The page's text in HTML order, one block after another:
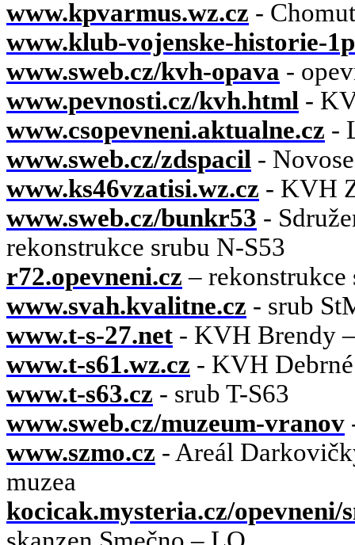
www.kpvarmus.wz.cz -
www.klub-vojenske-historie-
www.sweb.cz/kvh-opava -
www.pevnosti.cz/kvh.html -
www.csopevneni.aktualne.cz -
www.sweb.cz/zdspacil -
www.ks46vzatisi.wz.cz - KVH
www.sweb.cz/bunkr53 -
rekonstrukce srubu N-S53
r72.opevneni.cz – rekonstrukce
www.svah.kvalitne.cz - srub
www.t-s-27.net - KVH Brendy
www.t-s61.wz.cz - KVH
www.t-s63.cz - srub T-S63
www.sweb.cz/muzeum-vranov
www.szmo.cz - Areál
muzea
kocicak.mysteria.cz/opevneni/